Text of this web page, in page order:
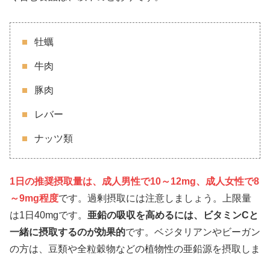
牡蠣
牛肉
豚肉
レバー
ナッツ類
1日の推奨摂取量は、成人男性で10～12mg、成人女性で8
～9mg程度です。過剰摂取には注意しましょう。上限量
は1日40mgです。 亜鉛の吸収を高めるには、ビタミンCと
一緒に摂取するのが効果的です。ベジタリアンやビーガン
の方は、豆類や全粒穀物などの植物性の亜鉛源を摂取しま